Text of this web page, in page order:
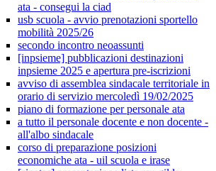
ata - consegui la ciad
usb scuola - avvio prenotazioni sportello
mobilità 2025/26
secondo incontro neoassunti
[inpsieme] pubblicazioni destinazioni
inpsieme 2025 e apertura pre-iscrizioni
avviso di assemblea sindacale territoriale in
orario di servizio mercoledì 19/02/2025
piano di formazione per personale ata
a tutto il personale docente e non docente -
all'albo sindacale
corso di preparazione posizioni
economiche ata - uil scuola e irase